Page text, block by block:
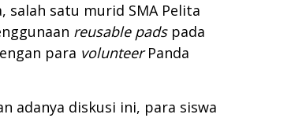
satu murid SMA Pelita
reusable pads pada
para volunteerPanda
adanya diskusi ini, para siswa